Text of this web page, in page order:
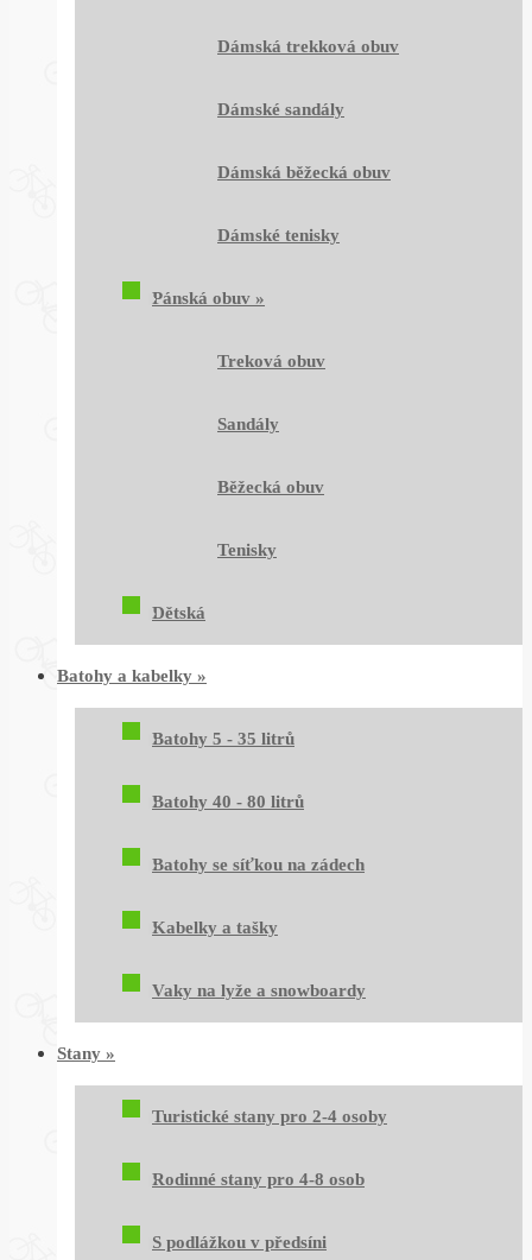
Dámská trekková obuv
Dámské sandály
Dámská běžecká obuv
Dámské tenisky
Pánská obuv »
Treková obuv
Sandály
Běžecká obuv
Tenisky
Dětská
Batohy a kabelky »
Batohy 5 - 35 litrů
Batohy 40 - 80 litrů
Batohy se síťkou na zádech
Kabelky a tašky
Vaky na lyže a snowboardy
Stany »
Turistické stany pro 2-4 osoby
Rodinné stany pro 4-8 osob
S podlážkou v předsíni